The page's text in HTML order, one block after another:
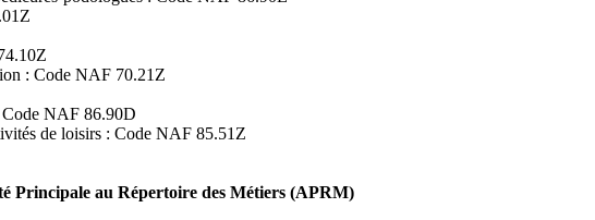
: Code NAF 70.21Z
Code NAF 86.90D
de loisirs : Code NAF 85.51Z
Principale au Répertoire des Métiers (APRM)